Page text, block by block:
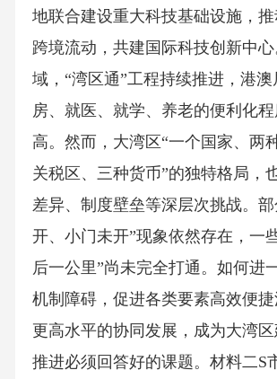
地联合建设重大科技基础设施，
跨境流动，共建国际科技创新中
域，“湾区通”工程持续推进，港
房、就医、就学、养老的便利化
高。然而，大湾区“一个国家、两
关税区、三种货币”的独特格局，
差异、制度壁垒等深层次挑战。部
开、小门未开”现象依然存在，一
后一公里”尚未完全打通。如何进
机制障碍，促进各类要素高效便
更高水平的协同发展，成为大湾
推进必须回答好的课题。材料二S